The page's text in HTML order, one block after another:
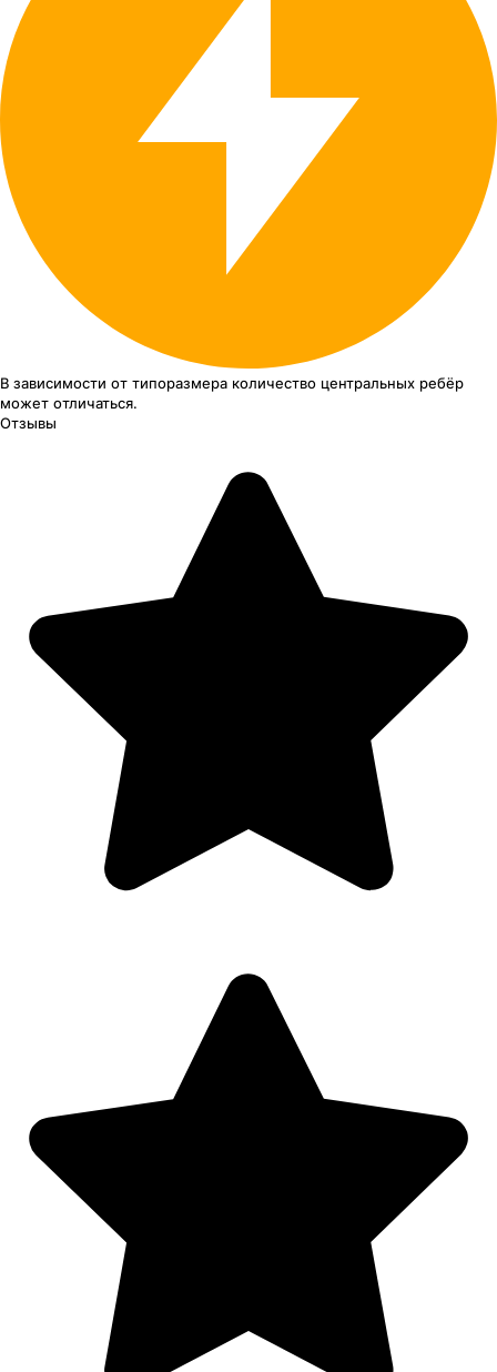
В зависимости от типоразмера количество центральных ребёр
может отличаться.
Отзывы